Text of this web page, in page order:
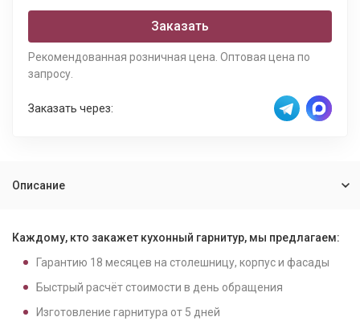
Заказать
Рекомендованная розничная цена. Оптовая цена по
запросу.
Заказать через:
Описание
Каждому, кто закажет кухонный гарнитур, мы предлагаем:
Гарантию 18 месяцев на столешницу, корпус и фасады
Быстрый расчёт стоимости в день обращения
Изготовление гарнитура от 5 дней